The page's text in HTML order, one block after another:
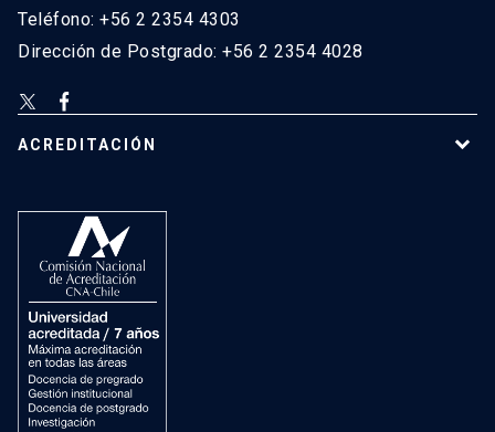
Teléfono: +56 2 2354 4303
Dirección de Postgrado: +56 2 2354 4028
ACREDITACIÓN